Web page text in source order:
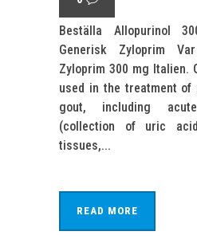
Beställa Allopurinol
Generisk Zyloprim
Zyloprim 300 mg Italien.
used in the treatment of
gout, including
(collection of uric
tissues,...
READ MORE